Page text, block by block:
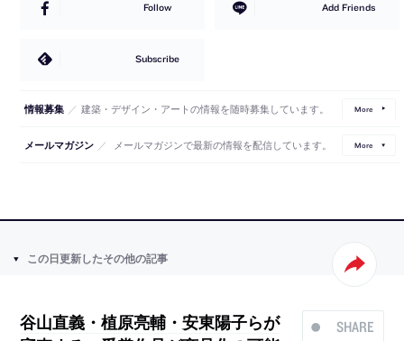
Follow Add Friends
Subscribe
情報募集 ／ 建築・デザイン・アートの情報を随時募集しています。 More
メールマガジン ／ メールマガジンで最新の情報を配信しています。 More
この日更新したその他の記事
SHARE
谷山直義・植原亮輔・安東陽子らが